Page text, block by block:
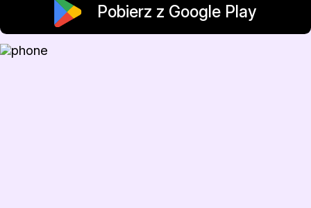
Pobierz z Google Play